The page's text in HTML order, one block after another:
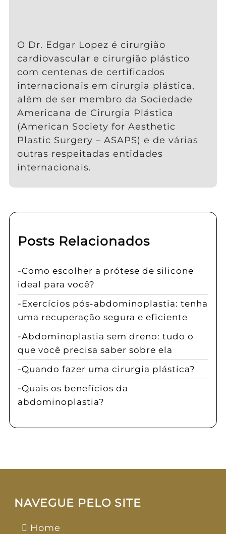
O Dr. Edgar Lopez é cirurgião
cardiovascular e cirurgião plástico
com centenas de certificados
internacionais em cirurgia plástica,
além de ser membro da Sociedade
Americana de Cirurgia Plástica
(American Society for Aesthetic
Plastic Surgery – ASAPS) e de várias
outras respeitadas entidades
internacionais.
Posts Relacionados
Como escolher a prótese de silicone
ideal para você?
Exercícios pós-abdominoplastia: tenha
uma recuperação segura e eficiente
Abdominoplastia sem dreno: tudo o
que você precisa saber sobre ela
Quando fazer uma cirurgia plástica?
Quais os benefícios da
abdominoplastia?
NAVEGUE PELO SITE
Home